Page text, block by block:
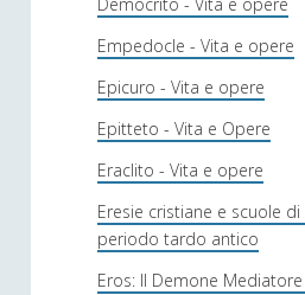
Democrito - Vita e opere
Empedocle - Vita e opere
Epicuro - Vita e opere
Epitteto - Vita e Opere
Eraclito - Vita e opere
Eresie cristiane e scuole
periodo tardo antico
Eros: Il Demone